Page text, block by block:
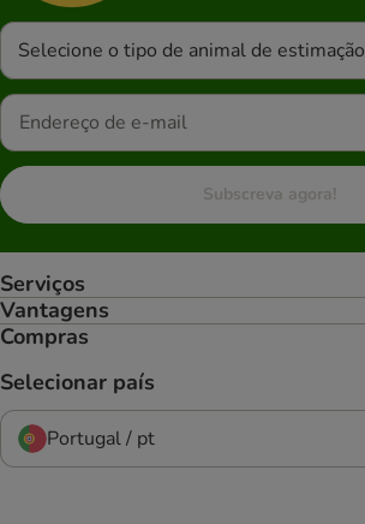
Selecione o tipo de animal de estimação
Subscreva agora!
Serviços
Vantagens
Compras
Selecionar país
Portugal / pt